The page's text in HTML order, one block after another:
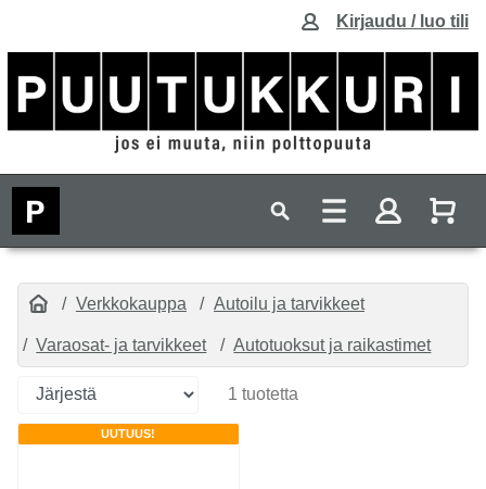
Kirjaudu / luo tili
Verkkokauppa Autoilu ja tarvikkeet
Varaosat- ja tarvikkeet Autotuoksut ja raikastimet
1 tuotetta
UUTUUS!